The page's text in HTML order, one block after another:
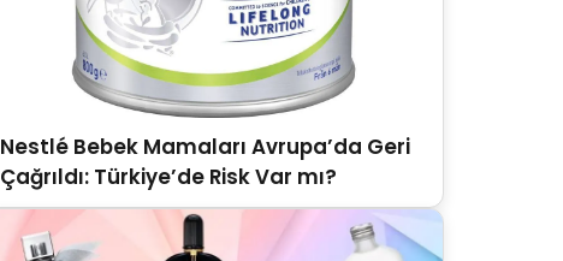
Nestlé Bebek Mamaları Avrupa’da Geri
Çağrıldı: Türkiye’de Risk Var mı?